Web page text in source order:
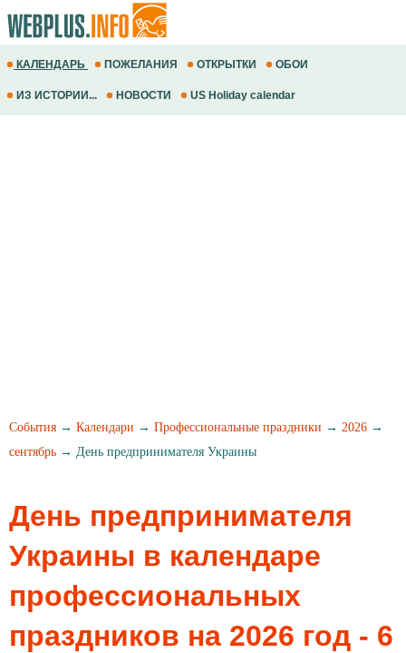
КАЛЕНДАРЬ ПОЖЕЛАНИЯ ОТКРЫТКИ ОБОИ
ИЗ ИСТОРИИ... НОВОСТИ US Holiday calendar
События → Календари → Профессиональные праздники → 2026 →
сентябрь → День предпринимателя Украины
День предпринимателя
Украины в календаре
профессиональных
праздников на 2026 год - 6